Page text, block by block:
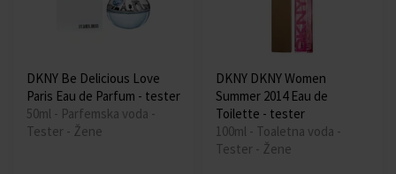
DKNY Be Delicious Love
Paris Eau de Parfum - tester
50ml - Parfemska voda -
Tester - Žene
DKNY DKNY Women
Summer 2014 Eau de
Toilette - tester
100ml - Toaletna voda -
Tester - Žene